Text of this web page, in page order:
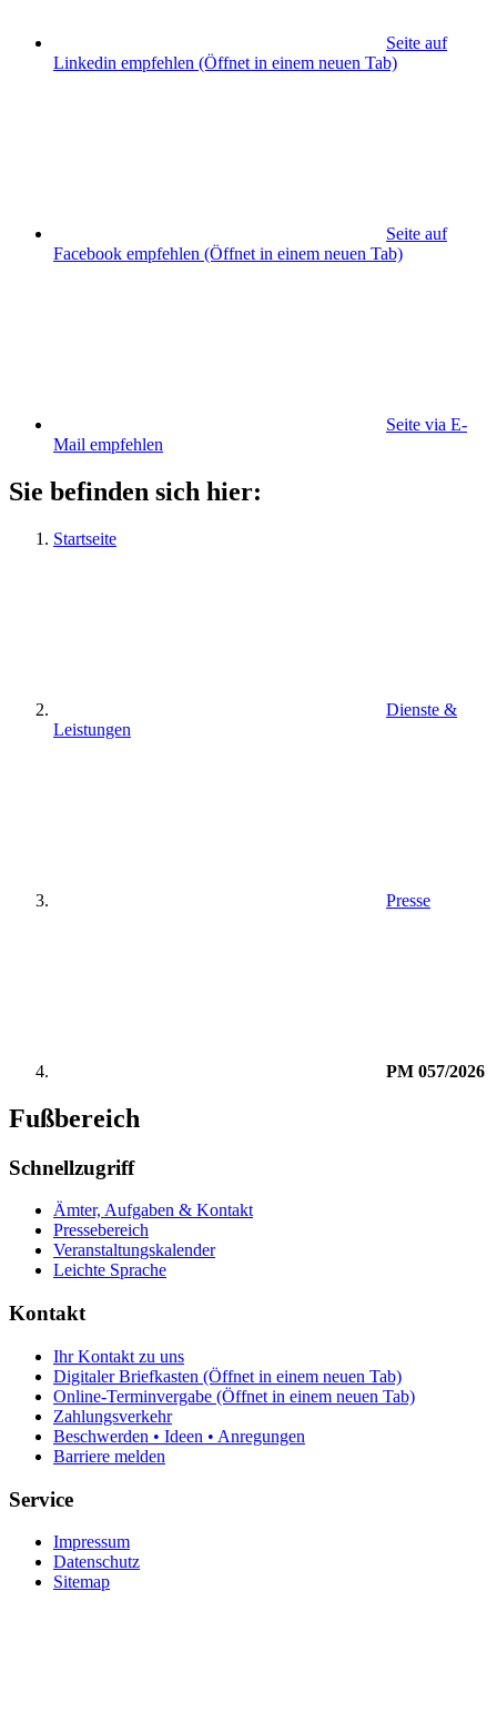
Seite auf
Linkedin empfehlen (Öffnet in einem neuen Tab)
Seite auf
Facebook empfehlen (Öffnet in einem neuen Tab)
Seite via E-
Mail empfehlen
Sie befinden sich hier:
Startseite
Dienste &
Leistungen
Presse
PM 057/2026
Fußbereich
Schnellzugriff
Ämter, Aufgaben & Kontakt
Pressebereich
Veranstaltungskalender
Leichte Sprache
Kontakt
Ihr Kontakt zu uns
Digitaler Briefkasten (Öffnet in einem neuen Tab)
Online-Terminvergabe (Öffnet in einem neuen Tab)
Zahlungsverkehr
Beschwerden • Ideen • Anregungen
Barriere melden
Service
Impressum
Datenschutz
Sitemap